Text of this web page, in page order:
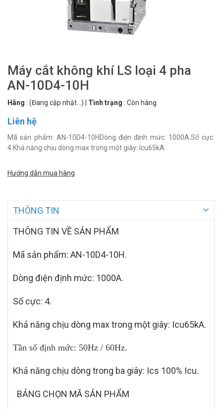
Máy cắt không khí LS loại 4 pha
AN-10D4-10H
Hãng : (Đang cập nhật...) Tình trạng : Còn hàng
Liên hệ
Mã sản phẩm: AN-10D4-10HDòng điện định mức: 1000A.Số cực:
4.Khả năng chịu dòng max trong một giây: Icu65kA.
Hướng dẫn mua hàng
THÔNG TIN
THÔNG TIN VỀ SẢN PHẨM
Mã sản phẩm: AN-10D4-10H.
Dòng điện định mức: 1000A.
Số cực: 4.
Khả năng chịu dòng max trong một giây: Icu65kA.
Tần số định mức: 50Hz / 60Hz.
Khả năng chịu dòng trong ba giây: Ics 100% Icu.
BẢNG CHỌN MÃ SẢN PHẨM